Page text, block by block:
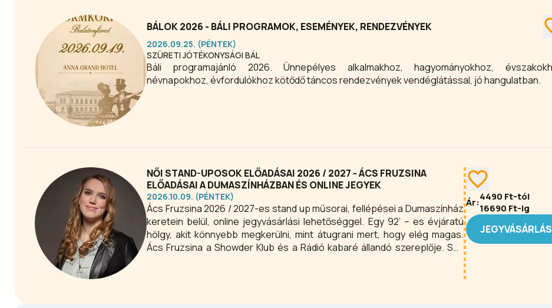
BÁLOK 2026 - BÁLI PROGRAMOK, ESEMÉNYEK, RENDEZVÉNYEK
2026.09.25. (PÉNTEK)
SZÜRETI JÓTÉKONYSÁGI BÁL
Báli programajánló 2026. Ünnepélyes alkalmakhoz, hagyományokhoz, évszakokhoz,
névnapokhoz, évfordulókhoz kötődő táncos rendezvények vendéglátással, jó hangulatban.
NŐI STAND-UPOSOK ELŐADÁSAI 2026 / 2027 - ÁCS FRUZSINA
ELŐADÁSAI A DUMASZÍNHÁZBAN ÉS ONLINE JEGYEK
2026.10.09. (PÉNTEK)
Ács Fruzsina 2026 / 2027-es stand up műsorai, fellépései a Dumaszínház
keretein belül, online jegyvásárlási lehetőséggel. Egy 92’ – es évjáratú
hölgy, akit könnyebb megkerülni, mint átugrani mert, hogy elég magas.
Ács Fruzsina a Showder Klub és a Rádió kabaré állandó szereplője. Sok
Ár:4490 Ft-tól
16690 Ft-ig
JEGYVÁSÁRLÁS